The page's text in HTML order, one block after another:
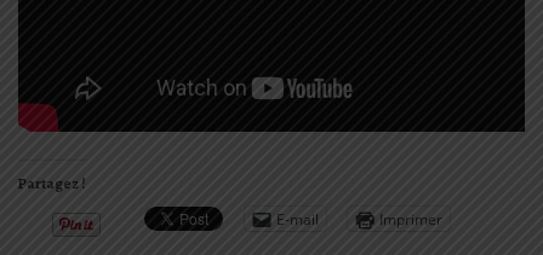
Partagez !
E-mail Imprimer